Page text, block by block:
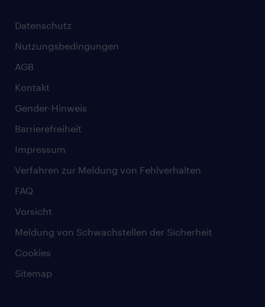
Datenschutz
Nutzungsbedingungen
AGB
Kontakt
Gender-Hinweis
Barrierefreiheit
Impressum
Verfahren zur Meldung von Fehlverhalten
FAQ
Vorsicht
Meldung von Schwachstellen der Sicherheit
Cookies
Sitemap